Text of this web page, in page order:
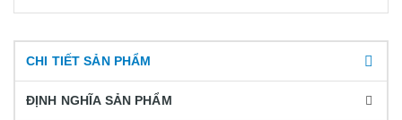
CHI TIẾT SẢN PHẨM
ĐỊNH NGHĨA SẢN PHẨM